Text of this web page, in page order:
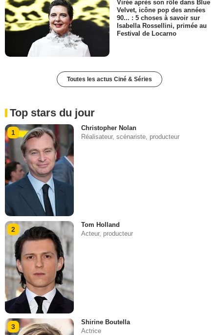
Virée après son rôle dans Blue
Velvet, icône pop des années
90... : 5 choses à savoir sur
Isabella Rossellini, primée au
Festival de Locarno
Toutes les actus Ciné & Séries
Top stars du jour
1
Christopher Nolan
Réalisateur, scénariste, producteur
2
Tom Holland
Acteur, producteur
3
Shirine Boutella
Actrice